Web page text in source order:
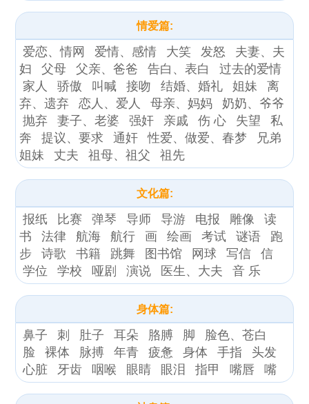
情爱篇:
爱恋、情网 爱情、感情 大笑 发怒
夫妻、夫
妇
父母 父亲、爸爸 告白、表白
过去的爱情
家人
骄傲 叫喊 接吻 结婚、婚礼 姐妹
离
弃、遗弃
恋人、爱人 母亲、妈妈
奶奶、爷爷
抛弃
妻子、老婆 强奸 亲戚 伤 心 失望
私
奔
提议、要求 通奸 性爱、做爱、春梦
兄弟
姐妹
丈夫 祖母、祖父 祖先
文化篇:
报纸 比赛 弹琴 导师 导游 电报 雕像
读
书
法律 航海 航行 画 绘画 考试 谜语
跑
步
诗歌 书籍 跳舞 图书馆 网球 写信
信
学位
学校 哑剧 演说 医生、大夫 音 乐
身体篇:
鼻子 刺 肚子 耳朵 胳膊 脚
脸色、苍白
脸
裸体 脉搏 年青 疲惫 身体 手指
头发
心脏
牙齿 咽喉 眼睛 眼泪 指甲 嘴唇 嘴